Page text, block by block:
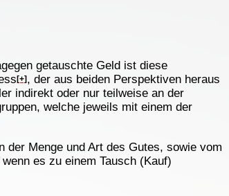
getauschte Geld ist diese
[+] , der aus beiden Perspektiven heraus
indirekt oder nur teilweise an der
welche jeweils mit einem der
der Menge und Art des Gutes, sowie vom
es zu einem Tausch (Kauf)